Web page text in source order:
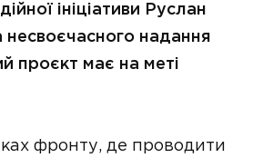
ініціативи Руслан
надання
проєкт має на меті
фронту, де проводити